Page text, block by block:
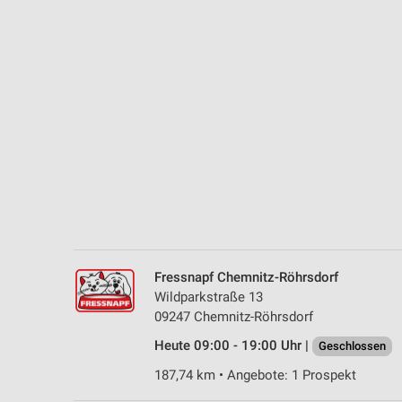
Fressnapf Chemnitz-Röhrsdorf
Wildparkstraße 13
09247 Chemnitz-Röhrsdorf
Heute 09:00 - 19:00 Uhr |
Geschlossen
187,74 km • Angebote: 1 Prospekt
Notwendig